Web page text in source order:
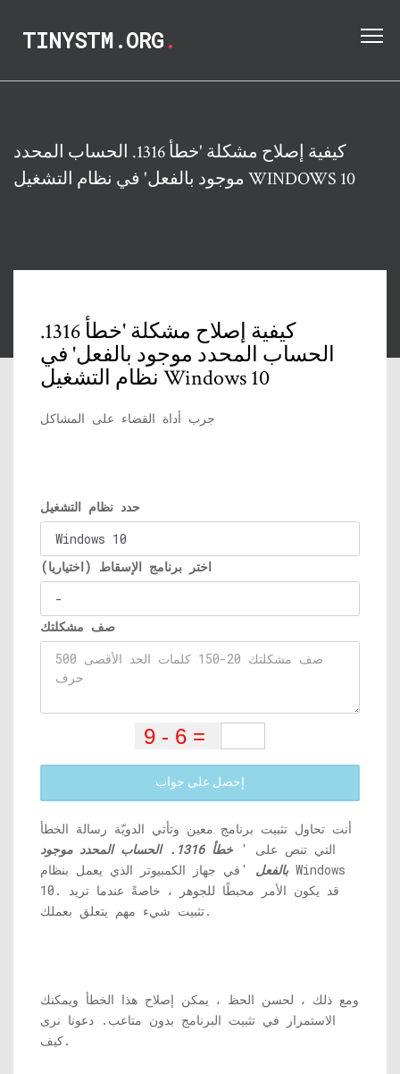
TINYSTM.ORG.
كيفية إصلاح مشكلة 'خطأ 1316. الحساب المحدد
موجود بالفعل' في نظام التشغيل WINDOWS 10
كيفية إصلاح مشكلة 'خطأ 1316.
الحساب المحدد موجود بالفعل' في
نظام التشغيل Windows 10
جرب أداة القضاء على المشاكل
حدد نظام التشغيل
اختر برنامج الإسقاط (اختياريا)
صف مشكلتك
إحصل على جواب
أنت تحاول تثبيت برنامج معين وتأتي الدويّة رسالة الخطأ
التي تنص على '
خطأ 1316. الحساب المحدد موجود
بالفعل
'في جهاز الكمبيوتر الذي يعمل بنظام Windows
10. قد يكون الأمر محبطًا للجوهر ، خاصةً عندما تريد
تثبيت شيء مهم يتعلق بعملك.
ومع ذلك ، لحسن الحظ ، يمكن إصلاح هذا الخطأ ويمكنك
الاستمرار في تثبيت البرنامج بدون متاعب. دعونا نرى
كيف.